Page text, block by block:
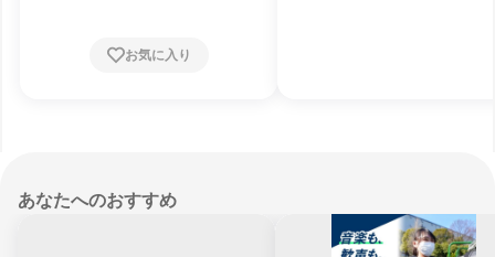
お気に入り
あなたへのおすすめ